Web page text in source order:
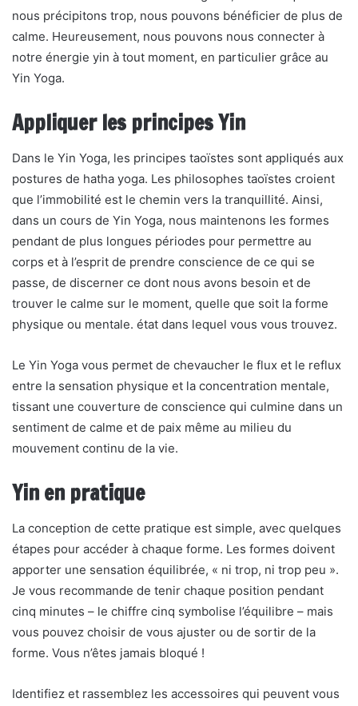
nous précipitons trop, nous pouvons bénéficier de plus de
calme. Heureusement, nous pouvons nous connecter à
notre énergie yin à tout moment, en particulier grâce au
Yin Yoga.
Appliquer les principes Yin
Dans le Yin Yoga, les principes taoïstes sont appliqués aux
postures de hatha yoga. Les philosophes taoïstes croient
que l’immobilité est le chemin vers la tranquillité. Ainsi,
dans un cours de Yin Yoga, nous maintenons les formes
pendant de plus longues périodes pour permettre au
corps et à l’esprit de prendre conscience de ce qui se
passe, de discerner ce dont nous avons besoin et de
trouver le calme sur le moment, quelle que soit la forme
physique ou mentale. état dans lequel vous vous trouvez.
Le Yin Yoga vous permet de chevaucher le flux et le reflux
entre la sensation physique et la concentration mentale,
tissant une couverture de conscience qui culmine dans un
sentiment de calme et de paix même au milieu du
mouvement continu de la vie.
Yin en pratique
La conception de cette pratique est simple, avec quelques
étapes pour accéder à chaque forme. Les formes doivent
apporter une sensation équilibrée, « ni trop, ni trop peu ».
Je vous recommande de tenir chaque position pendant
cinq minutes – le chiffre cinq symbolise l’équilibre – mais
vous pouvez choisir de vous ajuster ou de sortir de la
forme. Vous n’êtes jamais bloqué !
Identifiez et rassemblez les accessoires qui peuvent vous